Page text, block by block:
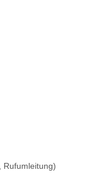
Rufumleitung)